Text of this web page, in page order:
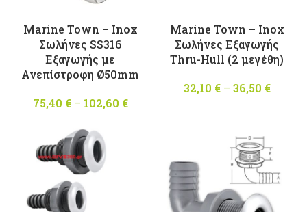
Marine Town – Inox
Σωλήνες SS316
Εξαγωγής με
Ανεπίστροφη Ø50mm
75,40 € – 102,60 €
102,60 €
Marine Town – Inox
Σωλήνες Εξαγωγής
Thru-Hull (2 μεγέθη)
32,10 € – 36,50 €